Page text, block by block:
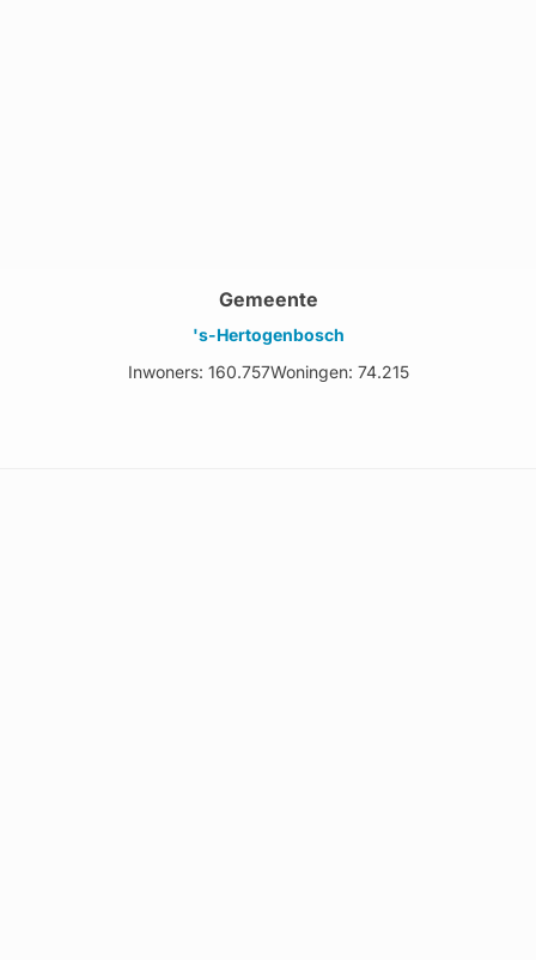
Gemeente
's-Hertogenbosch
Inwoners: 160.757Woningen: 74.215